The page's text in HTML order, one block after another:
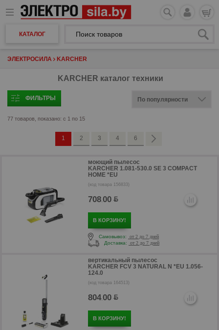
КАТАЛОГ
ЭЛЕКТРОСИЛА KARCHER
KARCHER каталог техники
ФИЛЬТРЫ
77 товаров, показано: с 1 по 15
1 2 3 4 6
моющий пылесос
KARCHER 1.081-530.0 SE 3 COMPACT
HOME *EU
(код товара 156833)
708.00
В КОРЗИНУ!
Самовывоз:
от 2 до 7 дней
Доставка:
от 2 до 7 дней
вертикальный пылесос
KARCHER FCV 3 NATURAL N *EU 1.056-
124.0
(код товара 164513)
804.00
В КОРЗИНУ!